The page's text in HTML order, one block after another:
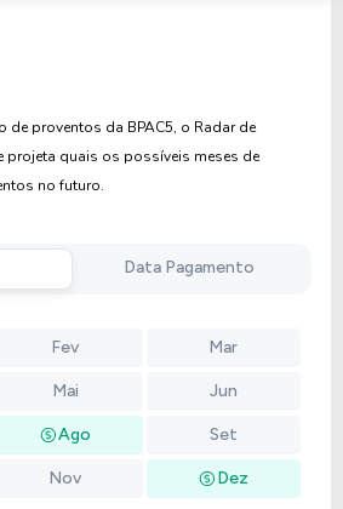
de proventos da BPAC5, o Radar de
projeta quais os possíveis meses de
no futuro.
Data Pagamento
Fev Mar
Mai Jun
Ago Set
Nov Dez